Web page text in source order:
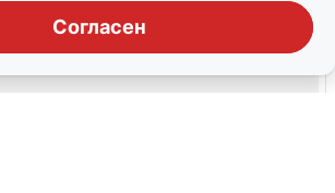
Согласен